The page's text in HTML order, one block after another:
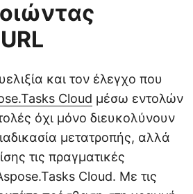
και τον έλεγχο που
Cloud μέσω εντολών
όχι μόνο διευκολύνουν
μετατροπής, αλλά
τις πραγματικές
Cloud. Με τις